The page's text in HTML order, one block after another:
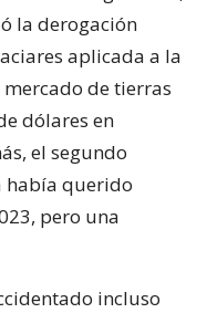
la derogación
aplicada a la
de tierras
dólares en
el segundo
había querido
pero una
incluso